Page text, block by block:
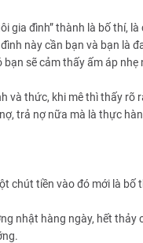
gia đình” thành là bố thí,
này cần bạn và bạn là
sẽ cảm thấy ấm áp nhẹ
và thức, khi mê thì thấy rõ
trả nợ nữa mà là thực
chút tiền vào đó mới là bố
nhật hàng ngày, hết thảy